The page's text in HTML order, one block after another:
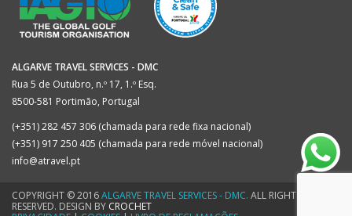
ALGARVE TRAVEL SERVICES - DMC
Rua 5 de Outubro, n.º 17, 1.º Esq.
8500-581 Portimão, Portugal
(+351) 282 457 306 (chamada para rede fixa nacional)
(+351) 917 250 405 (chamada para rede móvel nacional)
info@atravel.pt
COPYRIGHT © 2016ALGARVE TRAVEL SERVICES - DMC. ALL RIGHTS
RESERVED. DESIGN BY CROCHET